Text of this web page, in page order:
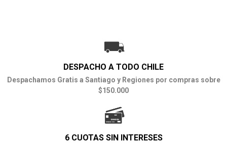
DESPACHO A TODO CHILE
Despachamos Gratis a Santiago y Regiones por compras sobre
$150.000
6 CUOTAS SIN INTERESES